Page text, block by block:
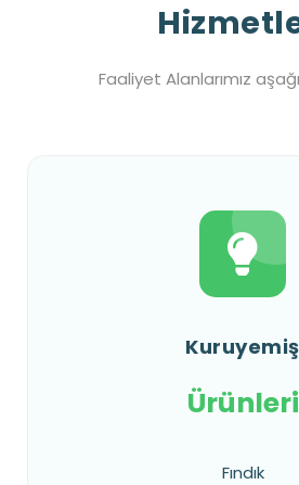
Faaliyet Alanlarımız
Kuruyemiş
Ürünleri
Fındık